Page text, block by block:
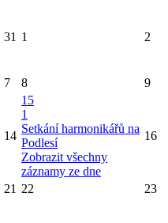
31 1 2
7 8 9
14
15
1
Setkání harmonikářů na
Podlesí
Zobrazit všechny
záznamy ze dne
16
21 22 23